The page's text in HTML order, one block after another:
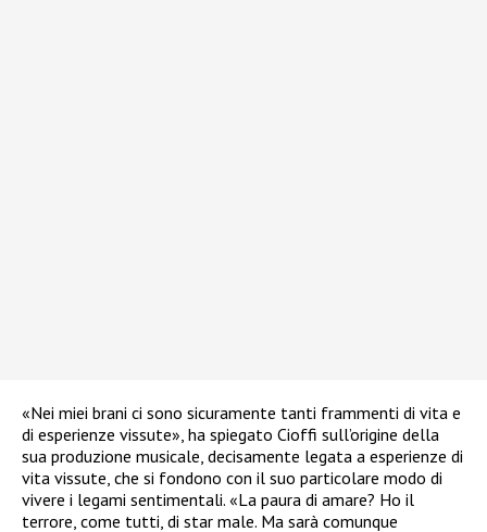
«Nei miei brani ci sono sicuramente tanti frammenti di vita e
di esperienze vissute», ha spiegato Cioffi sull’origine della
sua produzione musicale, decisamente legata a esperienze di
vita vissute, che si fondono con il suo particolare modo di
vivere i legami sentimentali. «La paura di amare? Ho il
terrore, come tutti, di star male. Ma sarà comunque